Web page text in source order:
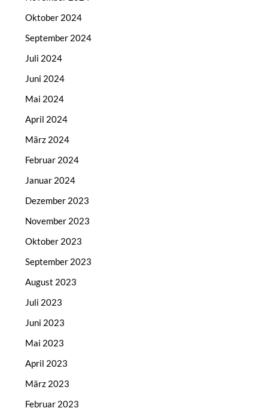
Oktober 2024
September 2024
Juli 2024
Juni 2024
Mai 2024
April 2024
März 2024
Februar 2024
Januar 2024
Dezember 2023
November 2023
Oktober 2023
September 2023
August 2023
Juli 2023
Juni 2023
Mai 2023
April 2023
März 2023
Februar 2023